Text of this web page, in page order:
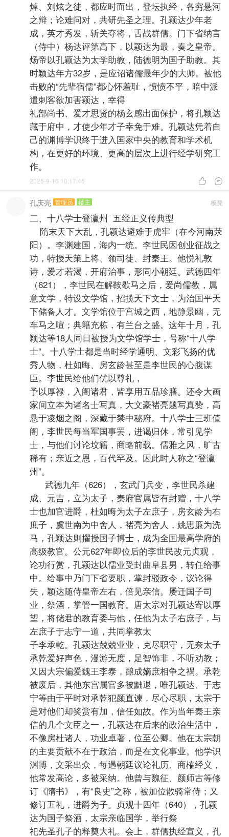
焯、刘炫之徒，都应时而出，登坛执经，各穷悬河
之辩；论难问对，共研先圣之理。孔颖达少年老
成，英才秀发，斩关夺将，舌战群儒。门下省纳言
（侍中）杨达评第高下，以颖达为最，奏之皇帝。
炀帝以孔颖达为太学助教，陆德明为国子助教。其
时颖达年方32岁，是应诏诸儒最年少的大师。被他
击败的“先辈宿儒”都心怀羞耻，愤愤不平，暗中派
遣刺客欲加害颖达，幸得
礼部尚书、爱才思贤的杨玄感出面保护，将孔颖达
藏于府中，才使少年才子幸免于难。孔颖达凭着自
己的渊博学识终于进入国家中央的教育和学术机
构，在更好的环境、更高的层次上进行经学研究工
作。
 
2025-9-16 10:17:45
板凳
孔庆亮 管理员 楼主
二、十八学士登瀛州 五经正义传典型
隋末天下大乱，孔颖达避难于虎牢（在今河南荥
阳）。李渊建国，海内一统。李世民因创业征战之
功，特授天策上将、领司徒、封秦王。他悦礼敦
诗，爱才若渴，开府治事，形同小朝廷。武德四年
（621），李世民在解鞍歇马之后，爱尚儒教，属
意文学，特设文学馆，招揽天下文士，为治国平天
下储备人才。文学馆位于宫城之西，地静景幽，无
车马之喧；典籍充栋，有兰台之盛。这年十月，孔
颖达等18人同日被授为文学馆学士，号称“十八学
士”。十八学士都是当时经学通明、文彩飞扬的优
秀人物，杜如晦、房玄龄甚至是李世民的心腹谋
臣。李世民给他们优以尊礼，
予以厚禄，入阁诸君，皆享用五品珍膳。还令大画
家间立本为诸名士写真，大文豪褚亮题写真赞，高
悬于凌烟之阁，深藏于禁中秘府。十八学士三班值
阁，李世民每当军国事罢，进谒归休，常引见学
士，与他们讨论坟籍，商略前载。儒雅之风，旷古
稀有；亲近之恩，百代罕及。因此时人称之“登瀛
州”。
武德九年（626），玄武门兵变，李世民杀建
成、元吉，立为太子，秦府官属皆有封赠，十八学
士也加官进爵，杜如晦为太子左庶子，房玄龄为右
庶子，虞世南为中舍人，褚亮为舍人，姚思廉为洗
马，孔颖达则擢授国子博士，成为全国最高学府的
高级教官。公元627年即位后的李世民改元贞观，
论功行赏，孔颖达以儒业受封曲阜县男，转任给事
中。给事中乃门下省要职，掌封驳政令，议论得
失，颖达随侍皇帝左右，倍见亲信。屡迁国子司
业，祭酒，掌管一国教育。唐太宗对孔颖达寄以厚
望，将储君的教育委与他，任他为太子右庶子，与
左庶子于志宁一道，共同掌教太
子李承乾。孔颖达兢兢业业，克尽职守，无奈太子
承乾爱好声色，漫游无度，足智饰非，不听劝教；
又因大宗偏爱魏王李泰，酿成嫡庶相争之祸。承乾
被废后，其他东宫属官多被黜退，唯孔颖达、于志
宁等由于平时对承乾犯颜直谏，尽心尽职，太宗于
是对他们却奖赏有加，信任如故。作为当年秦王亲
信的几个文臣之一，孔颖达在后来的政治生活中，
不像房杜诸人，功业卓著，位至公卿。他在太宗朝
的主要贡献不在于政治，而是在文化事业。他学识
渊博，文采出众，每遇朝廷议论礼历、商榷经义，
他常发高论，多被采纳。他曾与魏征、颜师古等修
订《隋书》，有“良史”之称，被加位散骑常侍；又
修订五礼，进爵为子。贞观十四年（640），孔颖
达为国子祭酒，太宗亲临国学，举行祭
祀先圣孔子的释奠大礼。会上，群儒执经宣义，孔